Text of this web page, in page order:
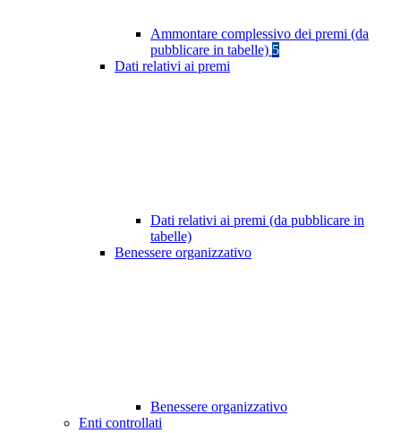
Ammontare complessivo dei premi (da
pubblicare in tabelle) 5
Dati relativi ai premi
Dati relativi ai premi (da pubblicare in
tabelle)
Benessere organizzativo
Benessere organizzativo
Enti controllati